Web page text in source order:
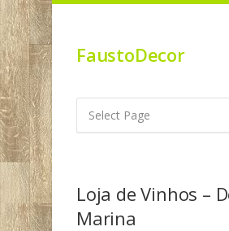
FaustoDecor
Loja de Vinhos –
Marina